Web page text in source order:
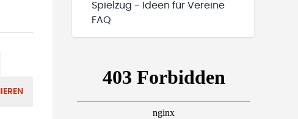
Spielzug - Ideen für Vereine
FAQ